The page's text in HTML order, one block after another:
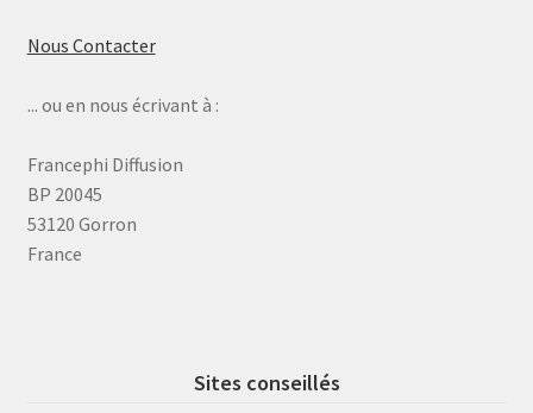
Nous Contacter
... ou en nous écrivant à :
Francephi Diffusion
BP 20045
53120 Gorron
France
Sites conseillés